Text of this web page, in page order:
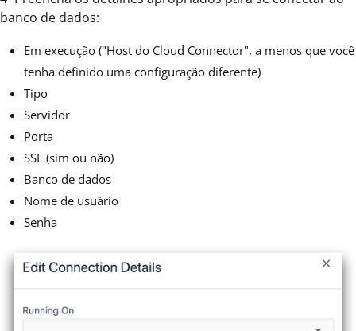
banco de dados:
Em execução ("Host do Cloud Connector", a menos que você
tenha definido uma configuração diferente)
Tipo
Servidor
Porta
SSL (sim ou não)
Banco de dados
Nome de usuário
Senha